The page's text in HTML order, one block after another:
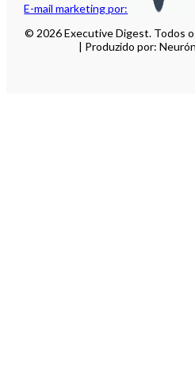
E-mail marketing por:
© 2026 Executive Digest. Todos
| Produzido por: